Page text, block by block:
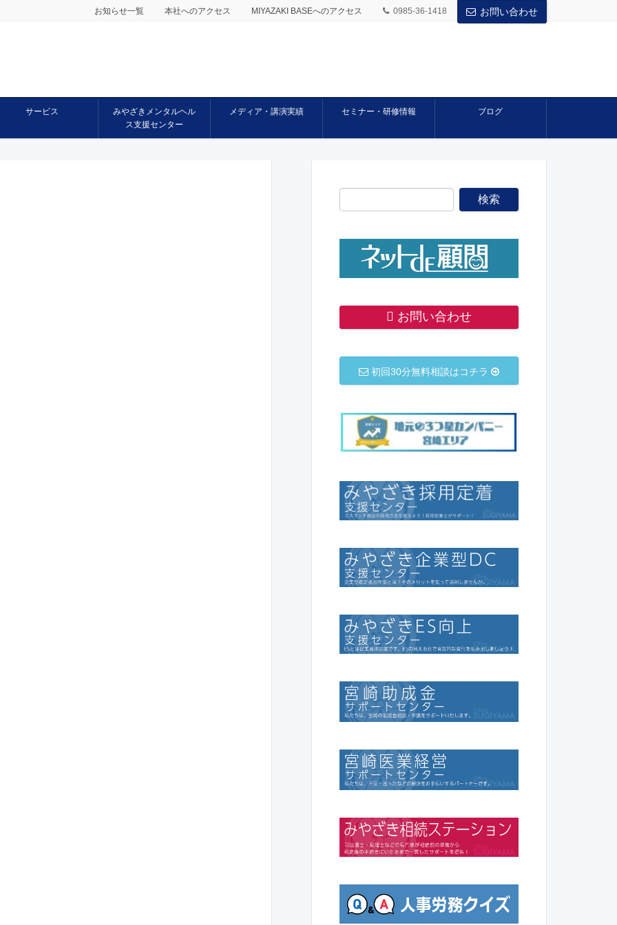
お知らせ一覧 本社へのアクセス MIYAZAKI BASEへのアクセス 0985-36-1418 お問い合わせ
サービス
みやざきメンタルヘル
ス支援センター
メディア・講演実績 セミナー・研修情報 ブログ
お問い合わせ
初回30分無料相談はコチラ